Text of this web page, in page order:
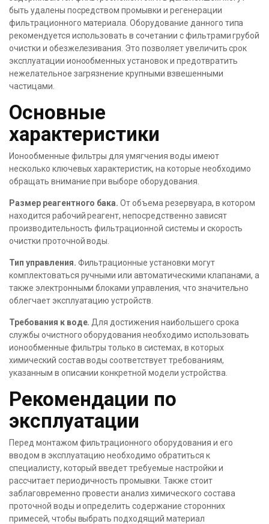
быть удалены посредством промывки и регенерации
фильтрационного материала. Оборудование данного типа
рекомендуется использовать в сочетании с фильтрами грубой
очистки и обезжелезивания. Это позволяет увеличить срок
эксплуатации ионообменных установок и предотвратить
нежелательное загрязнение крупными взвешенными
частицами.
Основные
характеристики
Ионообменные фильтры для умягчения воды имеют
несколько ключевых характеристик, на которые необходимо
обращать внимание при выборе оборудования.
Размер реагентного бака. От объема резервуара, в котором
находится рабочий реагент, непосредственно зависят
производительность фильтрационной системы и скорость
очистки проточной воды.
Тип управления. Фильтрационные установки могут
комплектоваться ручными или автоматическими клапанами, а
также электронными блоками управления, что значительно
облегчает эксплуатацию устройств.
Требования к воде. Для достижения наибольшего срока
службы очистного оборудования необходимо использовать
ионообменные фильтры только в системах, в которых
химический состав воды соответствует требованиям,
указанным в описании конкретной модели устройства.
Рекомендации по
эксплуатации
Перед монтажом фильтрационного оборудования и его
вводом в эксплуатацию необходимо обратиться к
специалисту, который введет требуемые настройки и
рассчитает периодичность промывки. Также стоит
заблаговременно провести анализ химического состава
проточной воды и определить содержание сторонних
примесей, чтобы выбрать подходящий материал